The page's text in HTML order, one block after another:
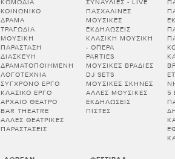
ΚΩΜΩΔΊΑ
ΚΟΙΝΩΝΙΚΌ
ΔΡΆΜΑ
ΤΡΑΓΩΔΊΑ
ΜΟΥΣΙΚΉ
ΠΑΡΆΣΤΑΣΗ
ΔΙΑΣΚΕΥΉ
ΔΡΑΜΑΤΟΠΟΙΗΜΈΝΗ
ΛΟΓΟΤΕΧΝΊΑ
ΣΎΓΧΡΟΝΟ ΈΡΓΟ
ΚΛΑΣΙΚΌ ΈΡΓΟ
ΑΡΧΑΊΟ ΘΈΑΤΡΟ
BAR THEATRE
ΆΛΛΕΣ ΘΕΑΤΡΙΚΈΣ
ΠΑΡΑΣΤΆΣΕΙΣ
ΣΥΝΑΥΛΊΕΣ - LIVE
ΠΑΣΧΑΛΙΝΈΣ
ΜΟΥΣΙΚΈΣ
ΕΚΔΗΛΏΣΕΙΣ
ΚΛΑΣΙΚΉ ΜΟΥΣΙΚΉ
- ΌΠΕΡΑ
PARTIES
ΜΟΥΣΙΚΈΣ ΒΡΑΔΙΈΣ
DJ SETS
ΜΟΥΣΙΚΈΣ ΣΚΗΝΈΣ
ΆΛΛΕΣ ΜΟΥΣΙΚΈΣ
ΕΚΔΗΛΏΣΕΙΣ
ΠΊΣΤΕΣ
5